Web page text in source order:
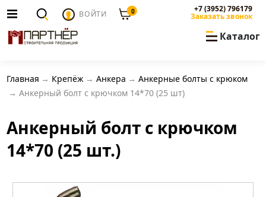
ВОЙТИ 0 +7 (3952) 796179
Заказать звонок
Каталог
Главная Крепёж Анкера
Анкерные болты с крюком
Анкерный болт с крючком 14*70 (25 шт)
Анкерный болт с крючком
14*70 (25 шт.)